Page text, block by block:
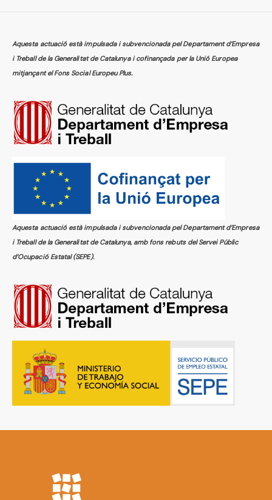
Aquesta actuació està impulsada i subvencionada pel Departament d’Empresa
i Treball de la Generalitat de Catalunya i cofinançada per la Unió Europea
mitjançant el Fons Social Europeu Plus.
Aquesta actuació està impulsada i subvencionada pel Departament d’Empresa
i Treball de la Generalitat de Catalunya, amb fons rebuts del Servei Públic
d’Ocupació Estatal (SEPE).